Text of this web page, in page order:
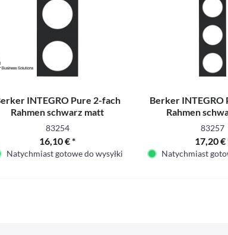
INTEGRO Pure 2-fach
Rahmen schwarz matt
83254
16,10 € *
Natychmiast gotowe do wysyłki
Berker INTEGRO
Rahmen
83257
17,20 €
Natychmiast